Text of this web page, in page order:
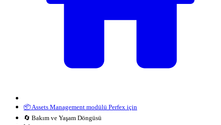
📦 Assets Management modülü Perfex için
🔄 Bakım ve Yaşam Döngüsü